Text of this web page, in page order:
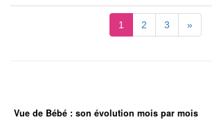
1 2 3 »
Vue de Bébé : son évolution mois par mois